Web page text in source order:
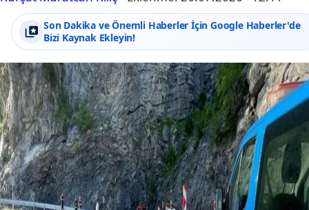
Son Dakika ve Önemli Haberler İçin Google Haberler'de
Bizi Kaynak Ekleyin!